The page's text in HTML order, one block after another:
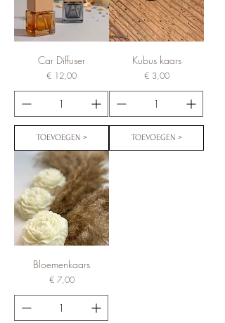
Car Diffuser
Prijs
€ 12,00
TOEVOEGEN >
Kubus kaars
Prijs
€ 3,00
TOEVOEGEN >
Bloemenkaars
Prijs
€ 7,00